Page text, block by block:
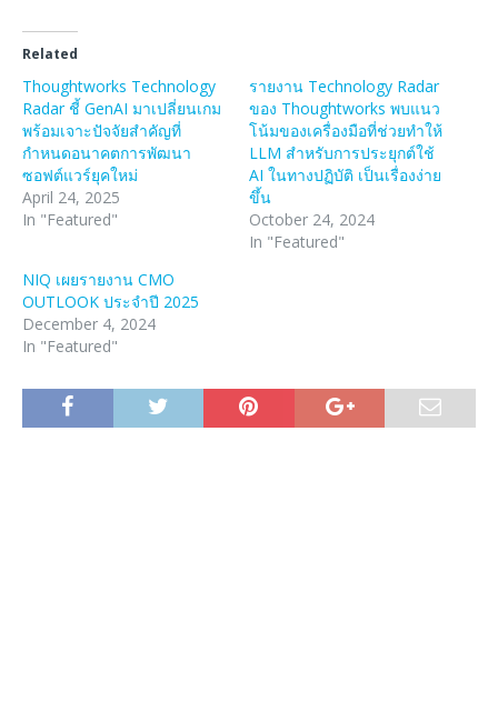
Related
Thoughtworks Technology
Radar ชี้ GenAI มาเปลี่ยนเกม
พร้อมเจาะปัจจัยสำคัญที่
กำหนดอนาคตการพัฒนา
ซอฟต์แวร์ยุคใหม่
April 24, 2025
In "Featured"
รายงาน Technology Radar
ของ Thoughtworks พบแนว
โน้มของเครื่องมือที่ช่วยทำให้
LLM สำหรับการประยุกต์ใช้
AI ในทางปฏิบัติ เป็นเรื่องง่าย
ขึ้น
October 24, 2024
In "Featured"
NIQ เผยรายงาน CMO
OUTLOOK ประจำปี 2025
December 4, 2024
In "Featured"